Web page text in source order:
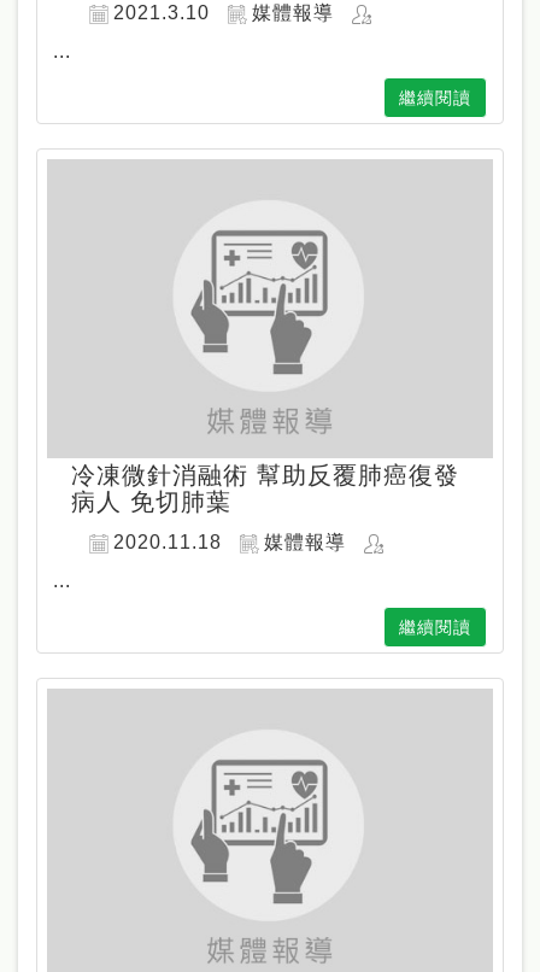
2021.3.10
媒體報導
...
繼續閱讀
冷凍微針消融術 幫助反覆肺癌復發
病人 免切肺葉
2020.11.18
媒體報導
...
繼續閱讀